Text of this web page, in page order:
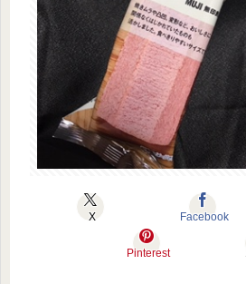
X Facebook
Pinterest